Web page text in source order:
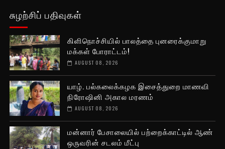
சுழற்சிப் பதிவுகள்
கிளிநொச்சியில் பாலத்தை புனரைக்குமாறு
மக்கள் போராட்டம்!
AUGUST 08, 2026
யாழ். பல்கலைக்கழக இசைத்துறை மாணவி
நிரோஷினி அகால மரணம்
AUGUST 08, 2026
மன்னார் பேசாலையில் பற்றைக்காட்டில் ஆண்
ஒருவரின் சடலம் மீட்பு